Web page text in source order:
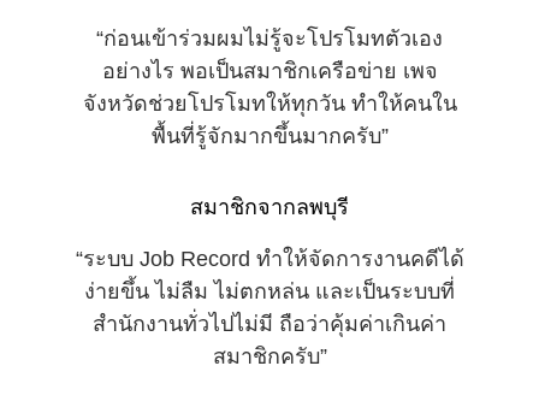
“ก่อนเข้าร่วมผมไม่รู้จะโปรโมทตัวเอง
อย่างไร พอเป็นสมาชิกเครือข่าย เพจ
จังหวัดช่วยโปรโมทให้ทุกวัน ทำให้คนใน
พื้นที่รู้จักมากขึ้นมากครับ”
สมาชิกจากลพบุรี
“ระบบ Job Record ทำให้จัดการงานคดีได้
ง่ายขึ้น ไม่ลืม ไม่ตกหล่น และเป็นระบบที่
สำนักงานทั่วไปไม่มี ถือว่าคุ้มค่าเกินค่า
สมาชิกครับ”